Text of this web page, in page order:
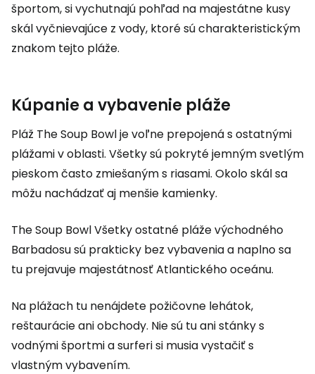
športom, si vychutnajú pohľad na majestátne kusy
skál vyčnievajúce z vody, ktoré sú charakteristickým
znakom tejto pláže.
Kúpanie a vybavenie pláže
Pláž The Soup Bowlje voľne prepojená s ostatnými
plážami v oblasti. Všetky sú pokryté jemným svetlým
pieskom často zmiešaným s riasami. Okolo skál sa
môžu nachádzať aj menšie kamienky.
The Soup BowlVšetky ostatné pláže východného
Barbadosu sú prakticky bez vybavenia a naplno sa
tu prejavuje majestátnosť Atlantického oceánu.
Na plážach tu nenájdete požičovne lehátok,
reštaurácie ani obchody. Nie sú tu ani stánky s
vodnými športmi a surferi si musia vystačiť s
vlastným vybavením.